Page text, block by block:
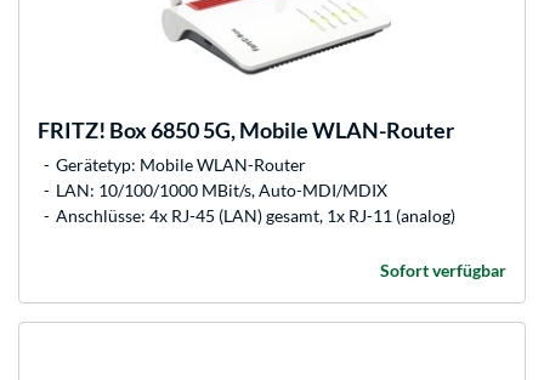
FRITZ! Box 6850 5G, Mobile WLAN-Router
Gerätetyp: Mobile WLAN-Router
LAN: 10/100/1000 MBit/s, Auto-MDI/MDIX
Anschlüsse: 4x RJ-45 (LAN) gesamt, 1x RJ-11 (analog)
Sofort verfügbar